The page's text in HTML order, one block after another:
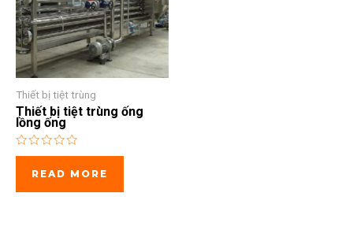
Thiết bị tiệt trùng
Thiết bị tiệt trùng ống
lồng ống
Rated
outREAD MORE